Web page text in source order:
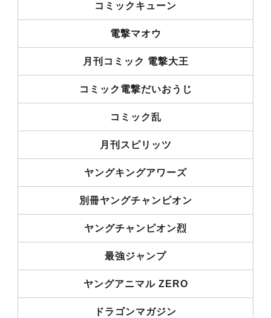
コミックキューン
電撃マオウ
月刊コミック 電撃大王
コミック電撃だいおうじ
コミック乱
月刊スピリッツ
ヤングキングアワーズ
別冊ヤングチャンピオン
ヤングチャンピオン烈
最強ジャンプ
ヤングアニマル ZERO
ドラゴンマガジン